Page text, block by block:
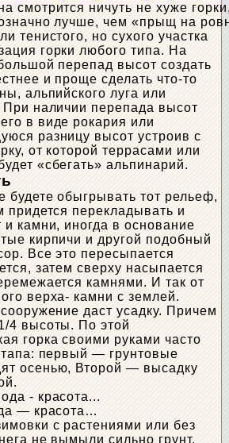
смотрится ничуть не хуже
лучше, чем «прыщ на
тенистого, но сухого участка
горки любого типа. На
перепад высот создать
и проще сделать что-то
альпийского луга или
При наличии перепада высот
в виде рокария или
разницу высот устроив с
от которой террасами или
«сбегать» альпинарий.
будете обыгрывать тот рельеф,
придется перекладывать и
и камни, иногда в основание
кирпичи и другой подобный
Все это пересыпается
затем сверху насыпается
камнями. И так от
верха- камни с землей.
даст усадку. Причем
4 высоты. По этой
горка своими руками часто
первый — грунтовые
осенью, Второй — высадку
— красота…
с растениями или без
не вымыли сильно грунт,